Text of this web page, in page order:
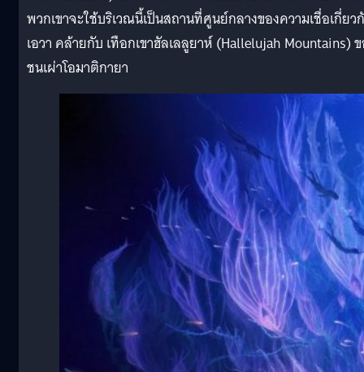
พวกเขาจะใช้บริเวณนี้เป็นสถานที่ศูนย์กลางของความเชื่อเกี่ยว
เอวา คล้ายกับ เทือกเขาฮัลเลลูยาห์ (Hallelujah Mountains)
ชนเผ่าโอมาติกายา